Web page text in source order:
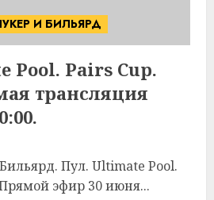
И БИЛЬЯРД
Pool. Pairs Cup.
трансляция
Пул. Ultimate Pool.
эфир 30 июня...